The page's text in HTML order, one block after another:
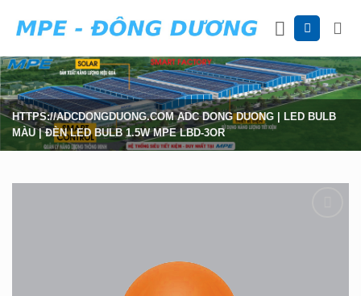
HTTPS://ADCDONGDUONG.COM ADC DONG DUONG | LED BULB
MÀU|ĐÈN LED BULB 1.5W MPE LBD-3OR